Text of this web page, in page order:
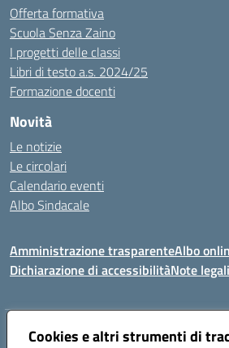
Cookies e altri strumenti di
Offerta formativa
Scuola Senza Zaino
I progetti delle classi
Libri di testo a.s. 2024/25
Formazione docenti
Novità
Le notizie
Le circolari
Calendario eventi
Albo Sindacale
Amministrazione trasparenteAlbo
Dichiarazione di accessibilitàNote legali
Indirizzo:Via Felice Cavallotti, 15 -84020 -